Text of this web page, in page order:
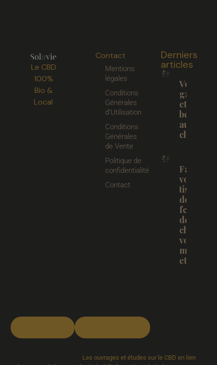
Le CBD
100%
Bio &
Local
Contact
Mentions
légales
Conditions
Générales
d’Utilisation
Conditions
Générales
de Vente
Politique de
confidentialité
Contact
Derniers
articles
Votre
gâteau
et votre
beurre
au
chanvre.
Faites
votre
tisane
de
feuilles
de
chanvre
vous
même
et BIO.
Les ouvrages et études sur le CBD en lien